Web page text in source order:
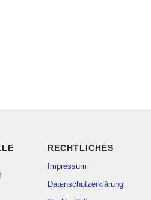
RECHTLICHES
Impressum
Datenschutzerklärung